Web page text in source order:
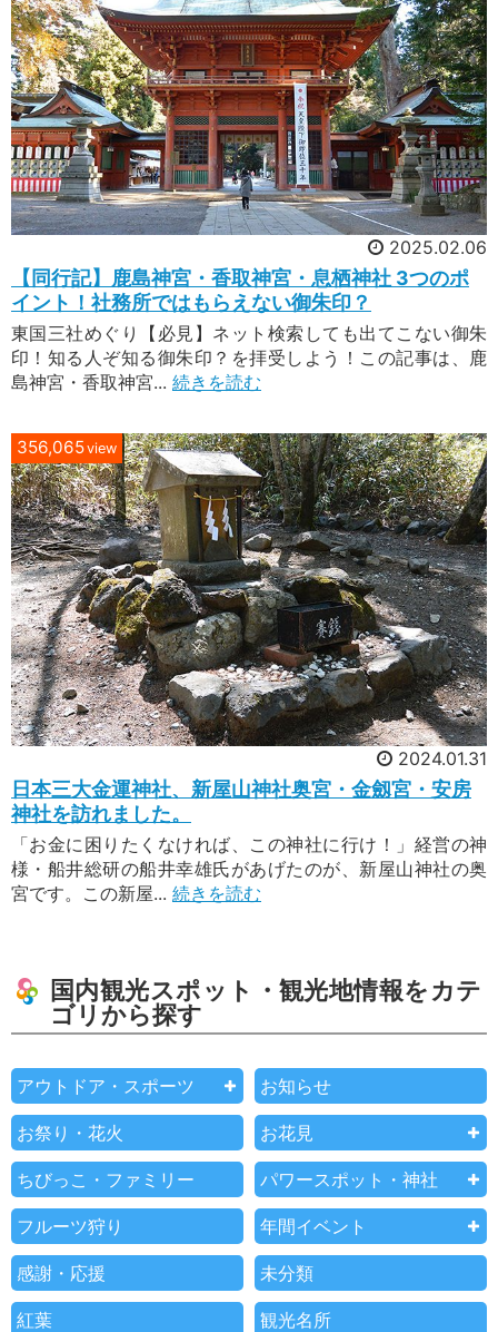
2025.02.06
【同行記】鹿島神宮・香取神宮・息栖神社 3つのポ
イント！社務所ではもらえない御朱印？
東国三社めぐり【必見】ネット検索しても出てこない御朱
印！知る人ぞ知る御朱印？を拝受しよう！この記事は、鹿
島神宮・香取神宮... 続きを読む
356,065view
2024.01.31
日本三大金運神社、新屋山神社奥宮・金劔宮・安房
神社を訪れました。
「お金に困りたくなければ、この神社に行け！」経営の神
様・船井総研の船井幸雄氏があげたのが、新屋山神社の奥
宮です。この新屋... 続きを読む
国内観光スポット・観光地情報をカテ
ゴリから探す
アウトドア・スポーツ お知らせ
お祭り・花火 お花見
ちびっこ・ファミリー パワースポット・神社
フルーツ狩り 年間イベント
感謝・応援 未分類
紅葉 観光名所